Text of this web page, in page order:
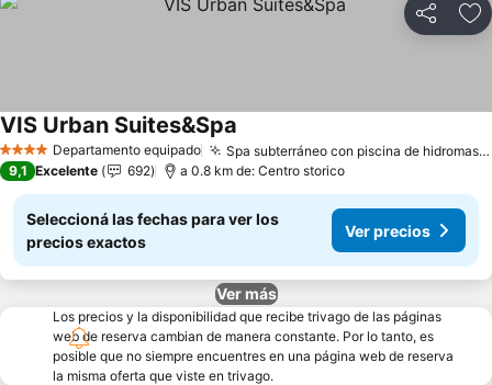
Compartir
4 EstrellasDepartamento equipado Spa subterráneo con piscina de hidromasaje
VIS Urban Suites&Spa
9,1 Excelente 692 a 0.8 km de: Centro storico
Seleccioná las fechas para ver los
precios exactos
Ver precios
Ver más
Los precios y la disponibilidad que recibe trivago de las páginas
web de reserva cambian de manera constante. Por lo tanto, es
posible que no siempre encuentres en una página web de reserva
la misma oferta que viste en trivago.